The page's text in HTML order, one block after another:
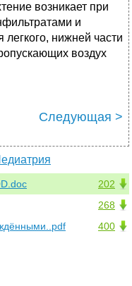
возникает при
и
нижней части
воздух
Следующая >
202
268
400